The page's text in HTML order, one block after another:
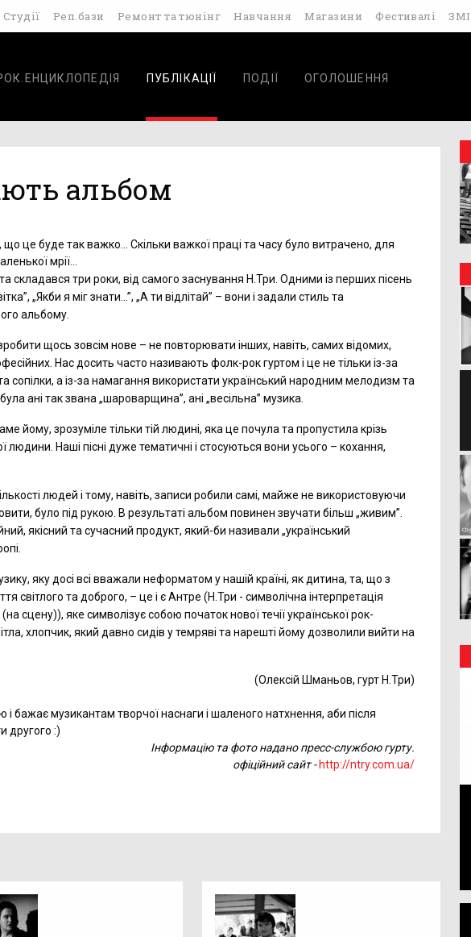
Студії Реп.бази Ремонт та тюнінг Навчання Магазини Фестивалі ЗМІ
ПУБЛІКАЦІЇ ПОДІЇ ОГОЛОШЕННЯ
альбом
що це буде так важко… Скільки важкої праці та часу було витрачено, для
мрії…
складався три роки, від самого заснування Н.Три. Одними із перших пісень
„Якби я міг знати…”, „А ти відлітай” – вони і задали стиль та
альбому.
щось зовсім нове – не повторювати інших, навіть, самих відомих,
Нас досить часто називають фолк-рок гуртом і це не тільки із-за
сопілки, а із-за намагання використати український народним мелодизм та
ані так звана „шароварщина”, ані „весільна” музика.
йому, зрозуміле тільки тій людині, яка це почула та пропустила крізь
Наші пісні дуже тематичні і стосуються вони усього – кохання,
людей і тому, навіть, записи робили самі, майже не використовуючи
було під рукою. В результаті альбом повинен звучати більш „живим”.
якісний та сучасний продукт, який-би називали „український
яку досі всі вважали неформатом у нашій країні, як дитина, та, що з
та доброго, – це і є Антре (Н.Три - символічна інтерпретація
сцену)), яке символізує собою початок нової течії української рок-
хлопчик, який давно сидів у темряві та нарешті йому дозволили вийти на
(Олексій Шманьов, гурт Н.Три)
і бажає музикантам творчої наснаги і шаленого натхнення, аби після
другого :)
Інформацію та фото надано пресс-службою гурту.
офіційний сайт - http://ntry.com.ua/